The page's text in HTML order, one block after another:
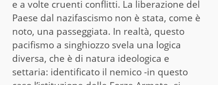
e a volte cruenti conflitti. La liberazione del
Paese dal nazifascismo non è stata, come è
noto, una passeggiata. In realtà, questo
pacifismo a singhiozzo svela una logica
diversa, che è di natura ideologica e
settaria: identificato il nemico -in questo